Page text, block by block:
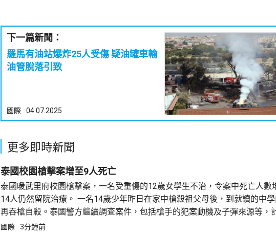
下一篇新聞：
羅馬有油站爆炸25人受傷 疑油罐車輸
油管脫落引致
國際 04.07.2025
更多即時新聞
泰國校園槍擊案增至9人死亡
泰國暖武里府校園槍擊案，一名受重傷的12歲女學生不治，令案中死亡人數
14人仍然留院治療。 一名14歲少年昨日在家中槍殺祖父母後，到就讀的中學
再吞槍自殺。泰國警方繼續調查案件，包括槍手的犯案動機及子彈來源等，
記者會通報初步調查結果。
國際 3分鐘前